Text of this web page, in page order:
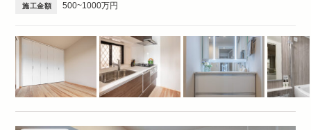
施工金額 500~1000万円